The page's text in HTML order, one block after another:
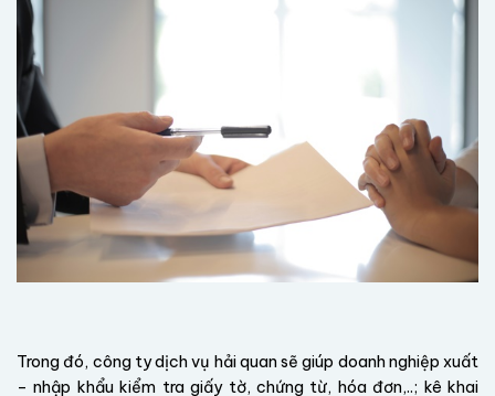
Trong đó, công ty dịch vụ hải quan sẽ giúp doanh nghiệp xuất
– nhập khẩu kiểm tra giấy tờ, chứng từ, hóa đơn,..; kê khai